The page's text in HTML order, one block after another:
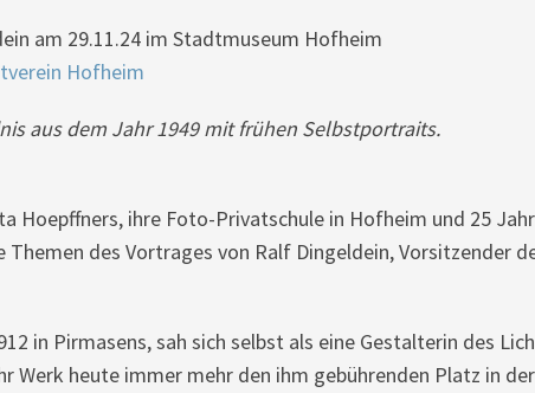
am 29.11.24 im Stadtmuseum Hofheim
Hofheim
aus dem Jahr 1949 mit frühen Selbstportraits.
Hoepffners, ihre Foto-Privatschule in Hofheim und 25
des Vortrages von Ralf Dingeldein, Vorsitzender
in Pirmasens, sah sich selbst als eine Gestalterin des
Werk heute immer mehr den ihm gebührenden Platz in